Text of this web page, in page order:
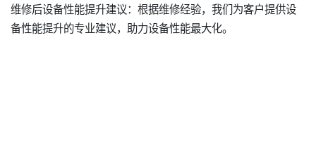
维修后设备性能提升建议：根据维修经验，我们为客户提供设
备性能提升的专业建议，助力设备性能最大化。